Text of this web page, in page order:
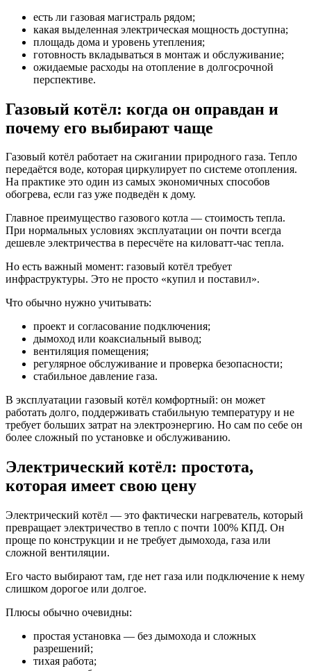
есть ли газовая магистраль рядом;
какая выделенная электрическая мощность доступна;
площадь дома и уровень утепления;
готовность вкладываться в монтаж и обслуживание;
ожидаемые расходы на отопление в долгосрочной
перспективе.
Газовый котёл: когда он оправдан и
почему его выбирают чаще
Газовый котёл работает на сжигании природного газа. Тепло
передаётся воде, которая циркулирует по системе отопления.
На практике это один из самых экономичных способов
обогрева, если газ уже подведён к дому.
Главное преимущество газового котла — стоимость тепла.
При нормальных условиях эксплуатации он почти всегда
дешевле электричества в пересчёте на киловатт-час тепла.
Но есть важный момент: газовый котёл требует
инфраструктуры. Это не просто «купил и поставил».
Что обычно нужно учитывать:
проект и согласование подключения;
дымоход или коаксиальный вывод;
вентиляция помещения;
регулярное обслуживание и проверка безопасности;
стабильное давление газа.
В эксплуатации газовый котёл комфортный: он может
работать долго, поддерживать стабильную температуру и не
требует больших затрат на электроэнергию. Но сам по себе он
более сложный по установке и обслуживанию.
Электрический котёл: простота,
которая имеет свою цену
Электрический котёл — это фактически нагреватель, который
превращает электричество в тепло с почти 100% КПД. Он
проще по конструкции и не требует дымохода, газа или
сложной вентиляции.
Его часто выбирают там, где нет газа или подключение к нему
слишком дорогое или долгое.
Плюсы обычно очевидны:
простая установка — без дымохода и сложных
разрешений;
тихая работа;